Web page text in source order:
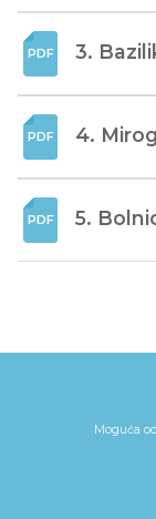
3.
4.
5.
Moguća